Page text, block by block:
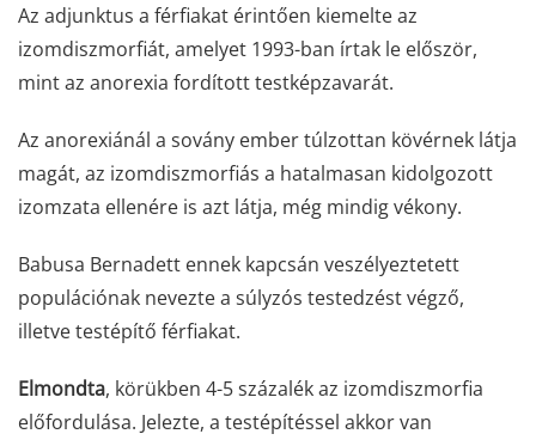
Az adjunktus a férfiakat érintően kiemelte az
izomdiszmorfiát, amelyet 1993-ban írtak le először,
mint az anorexia fordított testképzavarát.
Az anorexiánál a sovány ember túlzottan kövérnek látja
magát, az izomdiszmorfiás a hatalmasan kidolgozott
izomzata ellenére is azt látja, még mindig vékony.
Babusa Bernadett ennek kapcsán veszélyeztetett
populációnak nevezte a súlyzós testedzést végző,
illetve testépítő férfiakat.
Elmondta, körükben 4-5 százalék az izomdiszmorfia
előfordulása. Jelezte, a testépítéssel akkor van